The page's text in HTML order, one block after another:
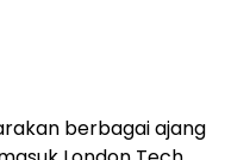
berbagai ajang